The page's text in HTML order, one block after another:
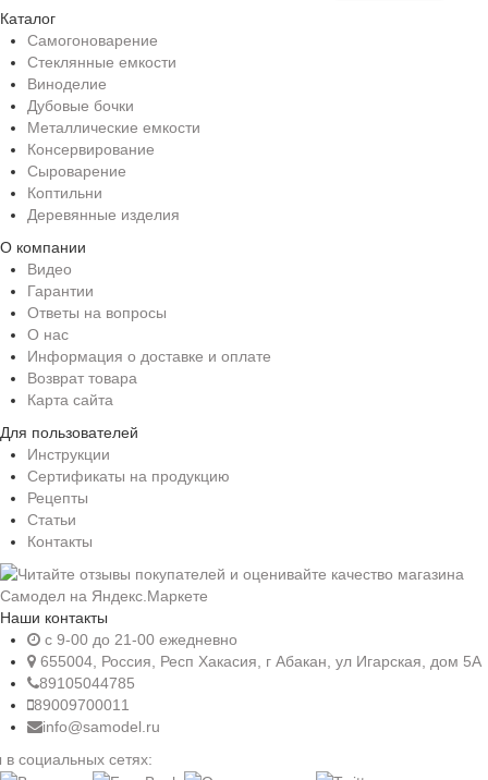
Каталог
Самогоноварение
Стеклянные емкости
Виноделие
Дубовые бочки
Металлические емкости
Консервирование
Сыроварение
Коптильни
Деревянные изделия
О компании
Видео
Гарантии
Ответы на вопросы
О нас
Информация о доставке и оплате
Возврат товара
Карта сайта
Для пользователей
Инструкции
Сертификаты на продукцию
Рецепты
Статьи
Контакты
Наши контакты
c 9-00 до 21-00 ежедневно
655004, Россия, Респ Хакасия, г Абакан, ул Игарская, дом 5А
89105044785
89009700011
info@samodel.ru
социальных сетях: